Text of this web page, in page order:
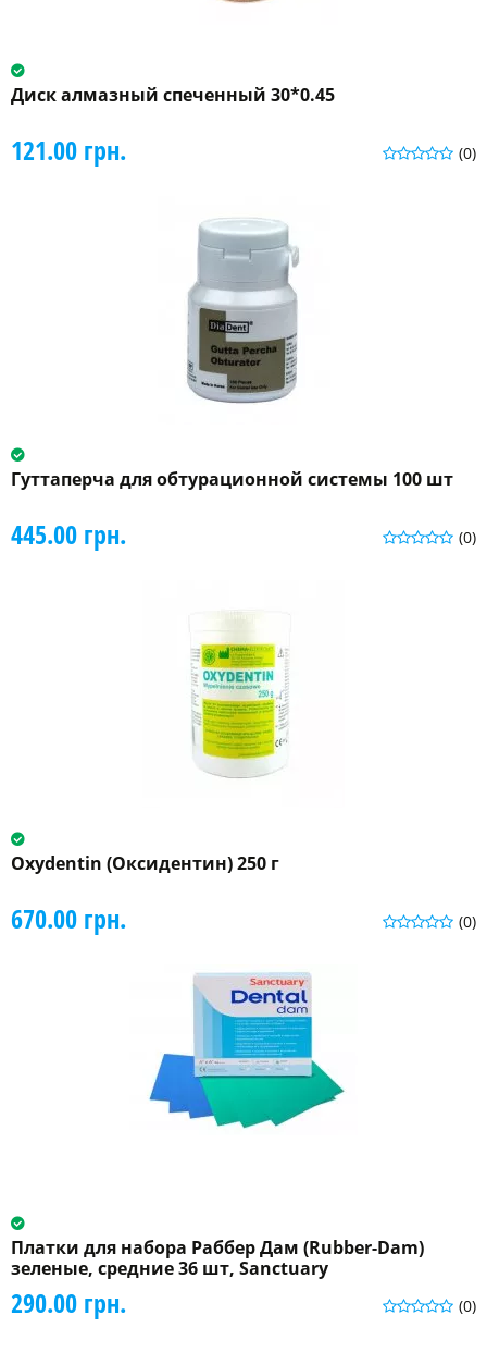
Диск алмазный спеченный 30*0.45
(0)
121.00 грн.
Гуттаперча для обтурационной системы 100 шт
(0)
445.00 грн.
Oxydentin (Оксидентин) 250 г
(0)
670.00 грн.
Платки для набора Раббер Дам (Rubber-Dam)
зеленые, средние 36 шт, Sanctuary
(0)
290.00 грн.